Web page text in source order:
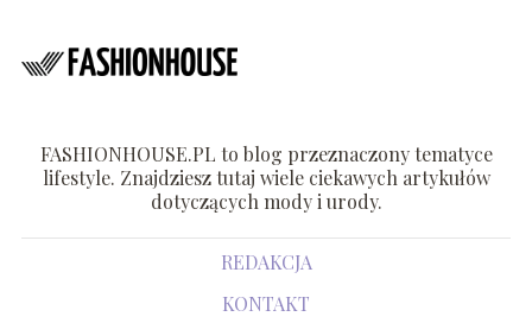
FASHIONHOUSE.PL to blog przeznaczony tematyce
lifestyle. Znajdziesz tutaj wiele ciekawych artykułów
dotyczących mody i urody.
REDAKCJA
KONTAKT